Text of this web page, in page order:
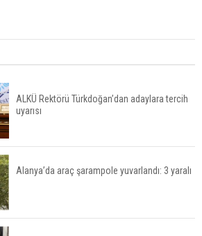
Serik'te Orman Yangını! İlk Müdahale
Vatandaşlardan
Manavgat'ta Anne ve Kızına Otomobil Çarptı
ALKÜ Rektörü Türkdoğan’dan adaylara tercih
uyarısı
Alanya’da araç şarampole yuvarlandı: 3 yaralı